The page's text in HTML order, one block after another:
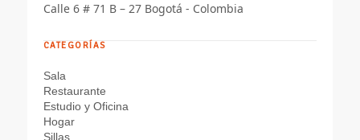
Calle 6 # 71 B – 27 Bogotá - Colombia
CATEGORÍAS
Sala
Restaurante
Estudio y Oficina
Hogar
Sillas